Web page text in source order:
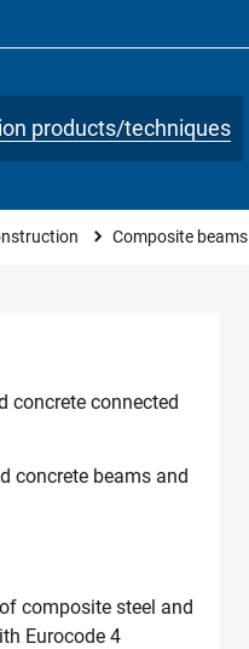
products/techniques
Composite beams
concrete connected
concrete beams and
composite steel and
Eurocode 4